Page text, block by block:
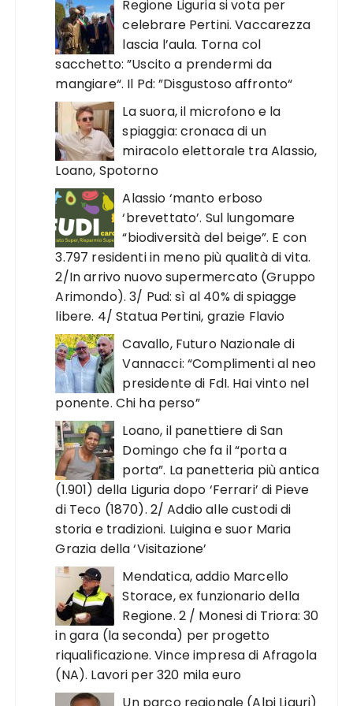
Regione Liguria si vota per
celebrare Pertini. Vaccarezza
lascia l’aula. Torna col
sacchetto: ”Uscito a prendermi da
mangiare“. Il Pd: ”Disgustoso affronto“
La suora, il microfono e la
spiaggia: cronaca di un
miracolo elettorale tra Alassio,
Loano, Spotorno
Alassio ‘manto erboso
‘brevettato’. Sul lungomare
“biodiversità del beige”. E con
3.797 residenti in meno più qualità di vita.
2/In arrivo nuovo supermercato (Gruppo
Arimondo). 3/ Pud: sì al 40% di spiagge
libere. 4/ Statua Pertini, grazie Flavio
Cavallo, Futuro Nazionale di
Vannacci: “Complimenti al neo
presidente di FdI. Hai vinto nel
ponente. Chi ha perso”
Loano, il panettiere di San
Domingo che fa il “porta a
porta”. La panetteria più antica
(1.901) della Liguria dopo ‘Ferrari’ di Pieve
di Teco (1870). 2/ Addio alle custodi di
storia e tradizioni. Luigina e suor Maria
Grazia della ‘Visitazione’
Mendatica, addio Marcello
Storace, ex funzionario della
Regione. 2 / Monesi di Triora: 30
in gara (la seconda) per progetto
riqualificazione. Vince impresa di Afragola
(NA). Lavori per 320 mila euro
Un parco regionale (Alpi Liguri)